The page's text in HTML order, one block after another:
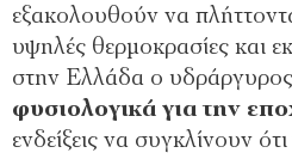
εξακολουθούν να
υψηλές θερμοκρασίες και
στην Ελλάδα ο υδράργυρος
φυσιολογικά για την
ενδείξεις να συγκλίνουν ότι